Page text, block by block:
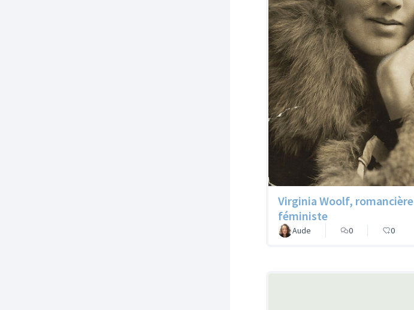
Virginia Woolf, romancière
féministe
Aude 0 0